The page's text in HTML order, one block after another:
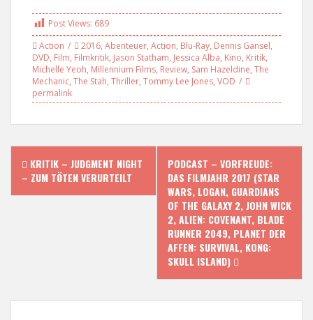
Post Views: 689
Action
2016, Abenteuer, Action, Blu-Ray, Dennis Gansel,
DVD, Film, Filmkritik, Jason Statham, Jessica Alba, Kino, Kritik,
Michelle Yeoh, Millennium Films, Review, Sam Hazeldine, The
Mechanic, The Stah, Thriller, Tommy Lee Jones, VOD
permalink
P
o
a
KRITIK – JUDGMENT NIGHT
– ZUM TÖTEN VERURTEILT
PODCAST – VORFREUDE:
DAS FILMJAHR 2017 (STAR
WARS, LOGAN, GUARDIANS
OF THE GALAXY 2, JOHN WICK
2, ALIEN: COVENANT, BLADE
RUNNER 2049, PLANET DER
AFFEN: SURVIVAL, KONG:
SKULL ISLAND)